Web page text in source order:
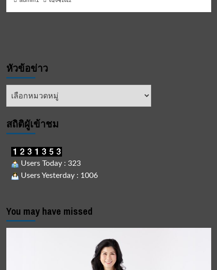
หัวข้อข่าว
หัวข้อ
สถิติผูัเข้าชม
Users Today : 323
Users Yesterday : 1006
You may have missed